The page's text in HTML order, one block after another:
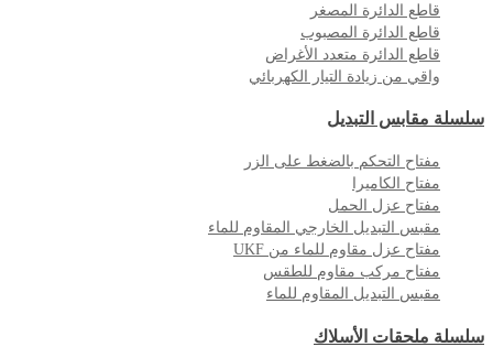
قاطع الدائرة المصغر
قاطع الدائرة المصبوب
قاطع الدائرة متعدد الأغراض
واقي من زيادة التيار الكهربائي
سلسلة مقابس التبديل
مفتاح التحكم بالضغط على الزر
مفتاح الكاميرا
مفتاح عزل الحمل
مقبس التبديل الخارجي المقاوم للماء
مفتاح عزل مقاوم للماء من UKF
مفتاح مركب مقاوم للطقس
مقبس التبديل المقاوم للماء
سلسلة ملحقات الأسلاك